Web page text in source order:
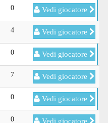
0 Vedi giocatore
4 Vedi giocatore
0 Vedi giocatore
7 Vedi giocatore
0 Vedi giocatore
0 Vedi giocatore